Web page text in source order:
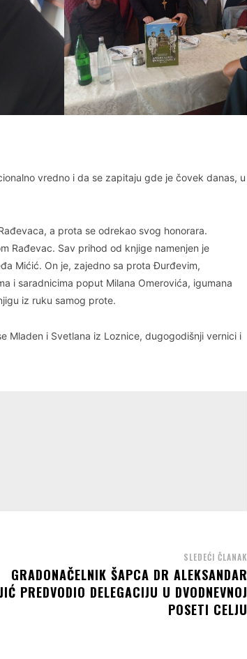
vredno i da se zapitaju gde je čovek danas, u
a prota se odrekao svog honorara.
Rađevac. Sav prihod od knjige namenjen je
Mićić. On je, zajedno sa prota Đurđevim,
i saradnicima poput Milana Omerovića, igumana
iz ruku samog prote.
Mladen i Svetlana iz Loznice, dugogodišnji vernici i
SLEDEĆI ČLANAK
GRADONAČELNIK ŠAPCA DR ALEKSANDAR
PREDVODIO DELEGACIJU U DVODNEVNOJ
POSETI CELJU